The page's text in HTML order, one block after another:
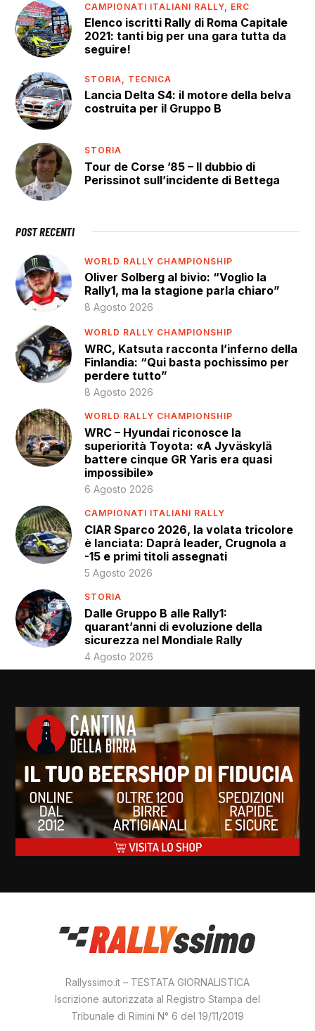
CAMPIONATI ITALIANI RALLY, ERC
Elenco iscritti Rally di Roma Capitale
2021: tanti big per una gara tutta da
seguire!
STORIA, TECNICA
Lancia Delta S4: il motore della belva
costruita per il Gruppo B
STORIA
Tour de Corse ’85 – Il dubbio di
Perissinot sull’incidente di Bettega
POST RECENTI
WORLD RALLY CHAMPIONSHIP
Oliver Solberg al bivio: “Voglio la
Rally1, ma la stagione parla chiaro”
8 Agosto 2026
WORLD RALLY CHAMPIONSHIP
WRC, Katsuta racconta l’inferno della
Finlandia: “Qui basta pochissimo per
perdere tutto”
8 Agosto 2026
WORLD RALLY CHAMPIONSHIP
WRC – Hyundai riconosce la
superiorità Toyota: «A Jyväskylä
battere cinque GR Yaris era quasi
impossibile»
6 Agosto 2026
CAMPIONATI ITALIANI RALLY
CIAR Sparco 2026, la volata tricolore
è lanciata: Daprà leader, Crugnola a
-15 e primi titoli assegnati
5 Agosto 2026
STORIA
Dalle Gruppo B alle Rally1:
quarant’anni di evoluzione della
sicurezza nel Mondiale Rally
4 Agosto 2026
Rallyssimo.it – TESTATA GIORNALISTICA
Iscrizione autorizzata al Registro Stampa del
Tribunale di Rimini N° 6 del 19/11/2019